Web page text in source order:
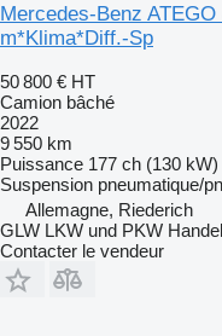
Mercedes-Benz
m*Klima*Diff.-Sp
50 800 € HT
Camion bâché
2022
9 550 km
Puissance 177 ch (130 kW)
Suspension pneumatique/
Allemagne, Riederich
GLW LKW und PKW
Contacter le vendeur